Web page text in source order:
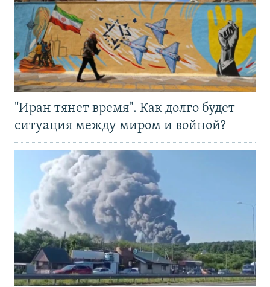
"Иран тянет время". Как долго будет
ситуация между миром и войной?